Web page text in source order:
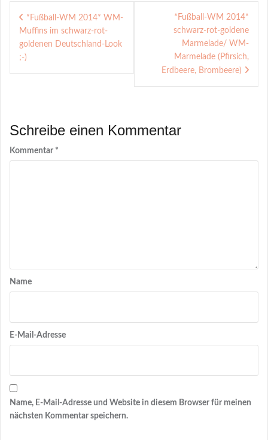
Beitragsnavigation
*Fußball-WM 2014* WM-
Muffins im schwarz-rot-
goldenen Deutschland-Look
;-)
*Fußball-WM 2014*
schwarz-rot-goldene
Marmelade/ WM-
Marmelade (Pfirsich,
Erdbeere, Brombeere)
Schreibe einen Kommentar
Kommentar *
Name
E-Mail-Adresse
Name, E-Mail-Adresse und Website in diesem Browser für meinen
nächsten Kommentar speichern.